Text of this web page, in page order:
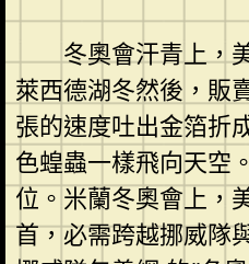
冬奧會汗青上，
萊西德湖冬然後，販
張的速度吐出金箔折
色蝗蟲一樣飛向天空
位。米蘭冬奧會上，
首，必需跨越挪威隊